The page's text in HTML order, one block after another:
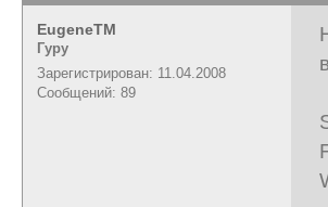
EugeneTM
Гуру
Зарегистрирован: 11.04.2008
Сообщений: 89